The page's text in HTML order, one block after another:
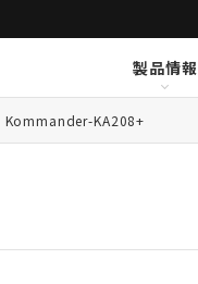
製品情報
K-array
TiMax
K-array
TiMax
Kommander-KA208+